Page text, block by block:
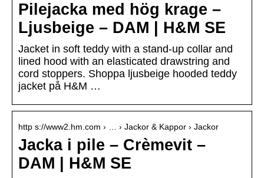
Pilejacka med hög krage –
Ljusbeige – DAM | H&M SE
Jacket in soft teddy with a stand-up collar and
lined hood with an elasticated drawstring and
cord stoppers. Shoppa ljusbeige hooded teddy
jacket på H&M …
http s://www2.hm.com › … › Jackor & Kappor › Jackor
Jacka i pile – Crèmevit –
DAM | H&M SE